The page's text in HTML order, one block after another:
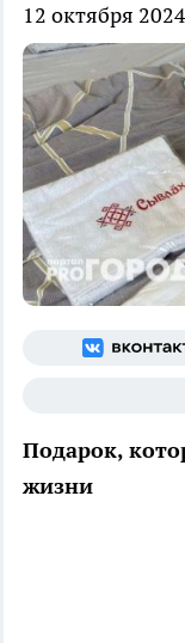
12 октября 2024
Подарок,
жизни